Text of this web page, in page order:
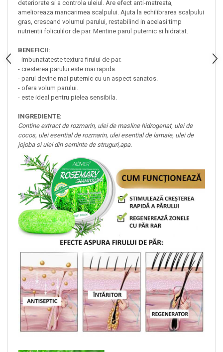
deteriorate si a controla uleiul. Are efect anti-matreata,
amelioreaza mancarimea scalpului. Ajuta la echilibrarea scalpului
gras, crescand volumul parului, restabilind in acelasi timp
nutrientii foliculilor de par. Mentine parul puternic si hidratat.
BENEFICII:
- imbunatateste textura firului de par.
- cresterea parului este mai rapida.
- parul devine mai puternic cu un aspect sanatos.
- ofera volum parului.
- este ideal pentru pielea sensibila.
INGREDIENTE:
Contine extract de rozmarin, ulei de masline hidrogenat, ulei de
cocos, ulei esential de rozmarin, ulei esential de lamaie, ulei de
jojoba si ulei din seminte de struguri,apa.